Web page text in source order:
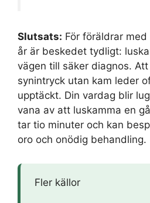
Slutsats: För föräldrar
år är beskedet tydligt:
vägen till säker diagnos.
synintryck utan kam leder
upptäckt. Din vardag blir
vana av att luskamma en
tar tio minuter och kan
oro och onödig behandling.
Fler källor